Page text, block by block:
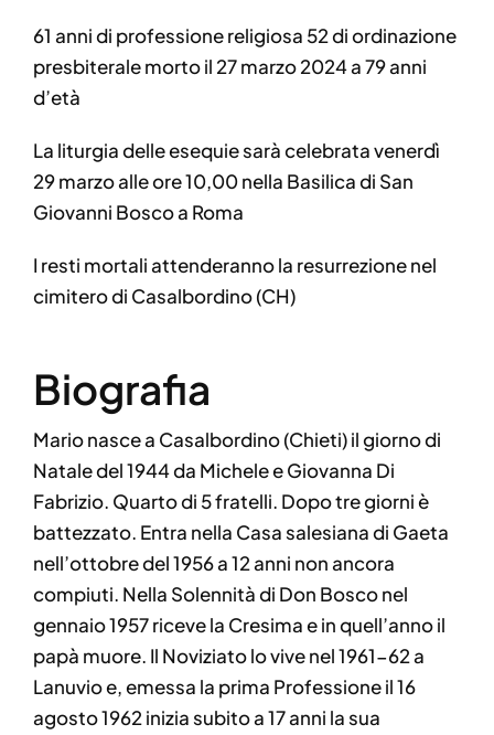
61 anni di professione religiosa 52 di ordinazione
presbiterale morto il 27 marzo 2024 a 79 anni
d’età
La liturgia delle esequie sarà celebrata venerdì
29 marzo alle ore 10,00 nella Basilica di San
Giovanni Bosco a Roma
I resti mortali attenderanno la resurrezione nel
cimitero di Casalbordino (CH)
Biografia
Mario nasce a Casalbordino (Chieti) il giorno di
Natale del 1944 da Michele e Giovanna Di
Fabrizio. Quarto di 5 fratelli. Dopo tre giorni è
battezzato. Entra nella Casa salesiana di Gaeta
nell’ottobre del 1956 a 12 anni non ancora
compiuti. Nella Solennità di Don Bosco nel
gennaio 1957 riceve la Cresima e in quell’anno il
papà muore. Il Noviziato lo vive nel 1961-62 a
Lanuvio e, emessa la prima Professione il 16
agosto 1962 inizia subito a 17 anni la sua